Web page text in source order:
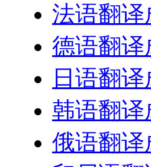
法语翻译
德语翻译
日语翻
韩语翻译
俄语翻译